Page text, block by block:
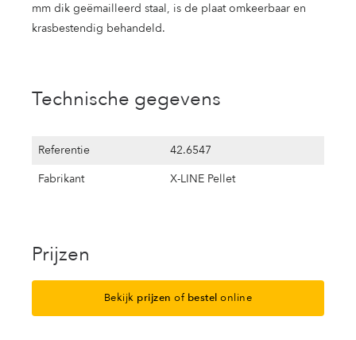
mm dik geëmailleerd staal, is de plaat omkeerbaar en
krasbestendig behandeld.
Technische gegevens
Referentie
42.6547
Fabrikant
X-LINE Pellet
Prijzen
Bekijk prijzen of bestel online